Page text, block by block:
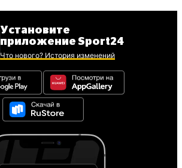
Установите
приложение Sport24
Что нового? История изменений